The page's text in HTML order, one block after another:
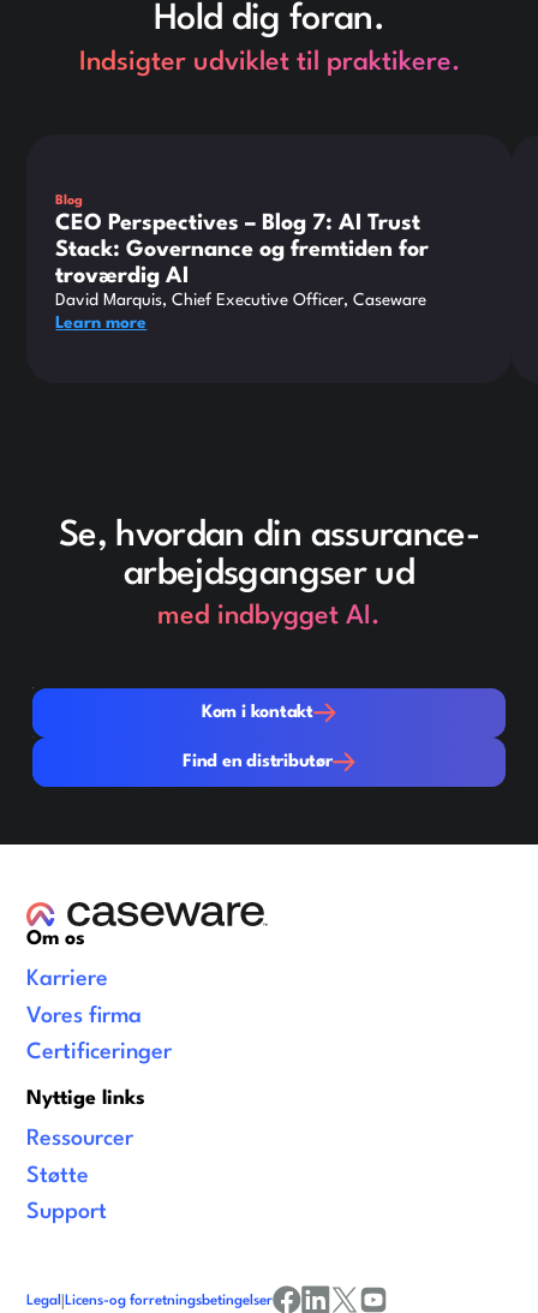
Hold dig foran.
Indsigter udviklet til praktikere.
Blog
CEO Perspectives – Blog 7: AI Trust
Stack: Governance og fremtiden for
troværdig AI
David Marquis, Chief Executive Officer, Caseware
Learn more
Se, hvordan din assurance-
arbejdsgangser ud
med indbygget AI.
Kom i kontakt
Kom i kontakt
Find en distributør
Find en distributør
Om os
Karriere
Vores firma
Certificeringer
Nyttige links
Ressourcer
Støtte
Support
Legal |Licens-og forretningsbetingelser